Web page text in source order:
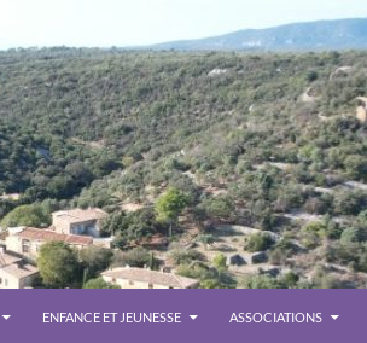
ENFANCE ET JEUNESSE ASSOCIATIONS